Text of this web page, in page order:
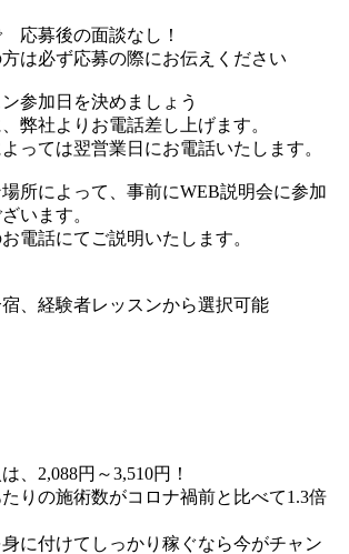
募後の面談なし！
は必ず応募の際にお伝えください
参加日を決めましょう
弊社よりお電話差し上げます。
っては翌営業日にお電話いたします。
所によって、事前にWEB説明会に参加
います。
電話にてご説明いたします。
、経験者レッスンから選択可能
、2,088円～3,510円！
りの施術数がコロナ禍前と比べて1.3倍
に付けてしっかり稼ぐなら今がチャン